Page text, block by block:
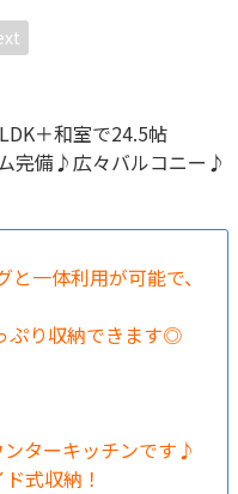
＋和室で24.5帖
完備♪広々バルコニー♪
一体利用が可能で、
ぷり収納できます◎
ターキッチンです♪
式収納！